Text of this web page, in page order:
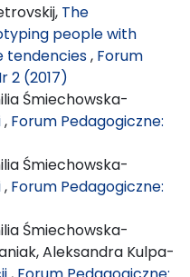
The
people with
tendencies, Forum
2 (2017)
Śmiechowska-
, Forum Pedagogiczne:
Śmiechowska-
, Forum Pedagogiczne:
Śmiechowska-
Aleksandra Kulpa-